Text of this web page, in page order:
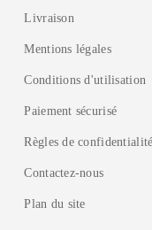
Livraison
Mentions légales
Conditions d'utilisation
Paiement sécurisé
Règles de
Contactez-nous
Plan du site